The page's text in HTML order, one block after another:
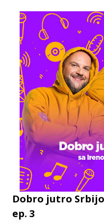
Dobro jutro
ep. 3